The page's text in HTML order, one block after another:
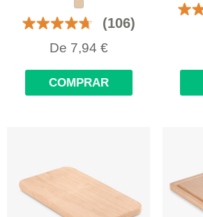
(106)
De 7,94 €
COMPRAR